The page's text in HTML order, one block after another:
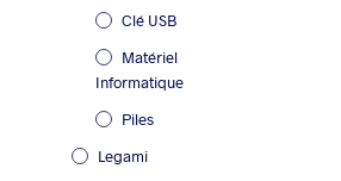
Clé USB
Matériel
Informatique
Piles
Legami